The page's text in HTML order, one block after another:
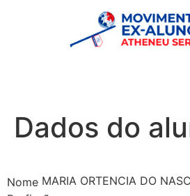
Dados do
Nome MARIA ORTENCIA DO